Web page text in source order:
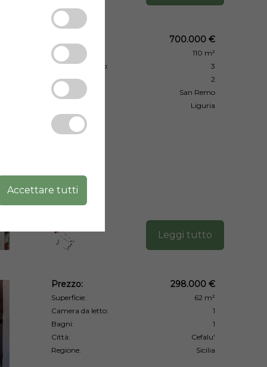
700.000 €
Superficie:
110 m²
Camera da letto:
3
Bagni:
2
Città:
San Remo
Liguria
Leggi tutto
Prezzo: 298.000 €
Superficie:
62 m²
Camera da letto:
1
Bagni:
1
Città:
Cefalu'
Regione:
Sicilia
Accettare tutti